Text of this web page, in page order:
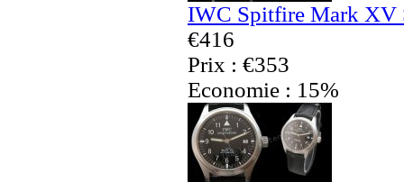
IWC Spitfire Mark XV
€416
Prix : €353
Economie : 15%